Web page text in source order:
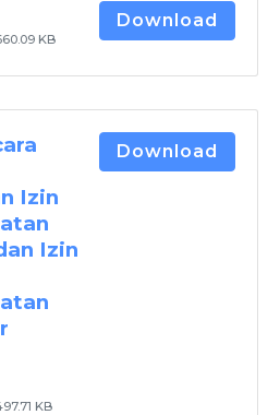
KB
Download
Izin
Izin
KB
Download